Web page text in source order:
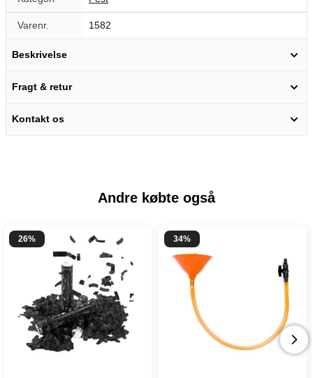
Varenr. 1582
Beskrivelse
Fragt & retur
Kontakt os
Andre købte også
26% 34%